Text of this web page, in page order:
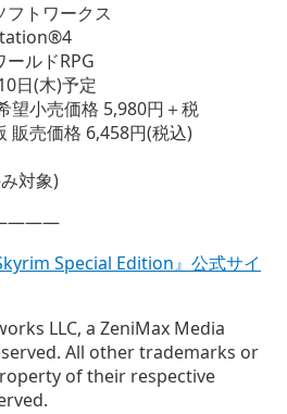
フトワークス
ールドRPG
日(木)予定
望小売価格 5,980円＋税
価格 6,458円(税込)
対象)
Special Edition』公式サイ
LLC, a ZeniMax Media
All other trademarks or
of their respective